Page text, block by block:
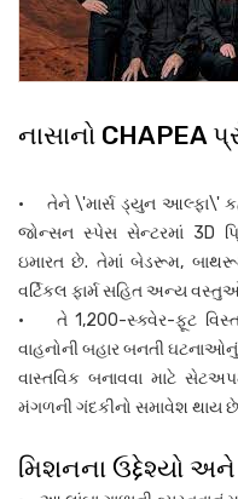
નાસાનો CHAPEA
• તેને \'માર્સ ડ્યુન આલ્ફા\'
જોન્સન સ્પેસ સેન્ટરમાં 3D
ઇમારત છે. તેમાં બેડરૂમ,
વર્ટિકલ ફાર્મ સહિત અન્ય
• તે 1,200-સ્ક્વેર-ફૂટ
વાહનોની બહાર બનતી
વાસ્તવિક બનાવવા માટે
મંગળની ગંદકીનો સમાવેશ થાય
મિશનના ઉદ્દેશ્યો